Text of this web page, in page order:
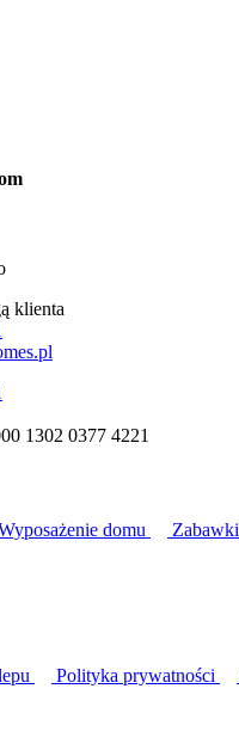
klienta
1302 0377 4221
domu Zabawki
Polityka prywatności